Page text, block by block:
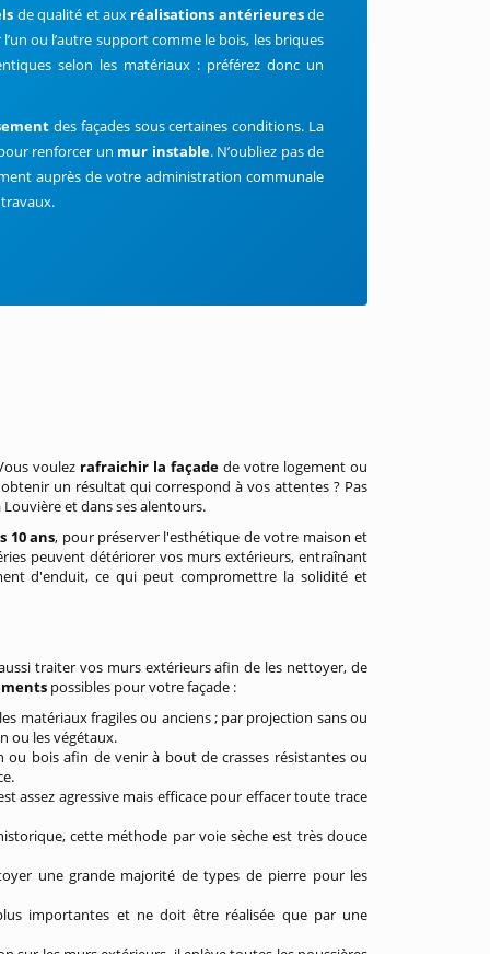
de qualité et aux réalisations antérieuresde
ou l’autre support comme le bois, les briques
selon les matériaux : préférez donc un
des façades sous certaines conditions. La
renforcer un mur instable. N’oubliez pas de
auprès de votre administration communale
voulez rafraichir la façade de votre logement ou
un résultat qui correspond à vos attentes ? Pas
et dans ses alentours.
10 ans, pour préserver l'esthétique de votre maison et
peuvent détériorer vos murs extérieurs, entraînant
d'enduit, ce qui peut compromettre la solidité et
traiter vos murs extérieurs afin de les nettoyer, de
possibles pour votre façade :
matériaux fragiles ou anciens ; par projection sans ou
ou les végétaux.
bois afin de venir à bout de crasses résistantes ou
assez agressive mais efficace pour effacer toute trace
cette méthode par voie sèche est très douce
une grande majorité de types de pierre pour les
importantes et ne doit être réalisée que par une